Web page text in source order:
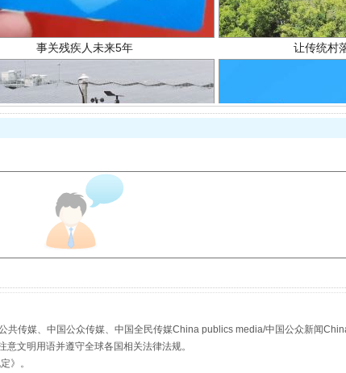
规模最大的光氢储一体化项目 走走走！国
共传媒、中国公众传媒、中国全民传媒China publics media/中国公众新闻
文明用语并遵守全球各国相关法律法规。
》。